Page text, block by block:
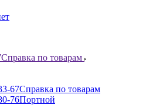
Справка по товарам
67Справка по товарам
76Портной